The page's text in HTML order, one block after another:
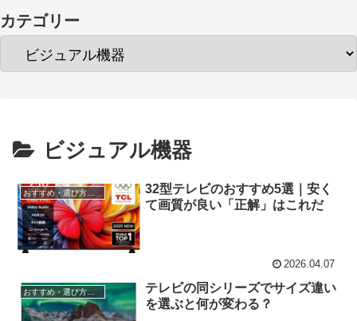
カテゴリー
ビジュアル機器
おすすめ・選び方情報
32型テレビのおすすめ5選｜安く
て画質が良い「正解」はこれだ
2026.04.07
おすすめ・選び方情報
テレビの同シリーズでサイズ違い
を選ぶと何が変わる？